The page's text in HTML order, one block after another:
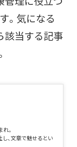
。気になる
該当する記事
。
、文章で魅せるとい